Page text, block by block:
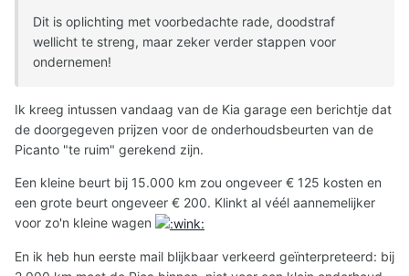
Dit is oplichting met voorbedachte rade, doodstraf
wellicht te streng, maar zeker verder stappen voor
ondernemen!
Ik kreeg intussen vandaag van de Kia garage een berichtje dat
de doorgegeven prijzen voor de onderhoudsbeurten van de
Picanto "te ruim" gerekend zijn.
Een kleine beurt bij 15.000 km zou ongeveer € 125 kosten en
een grote beurt ongeveer € 200. Klinkt al véél aannemelijker
voor zo'n kleine wagen
En ik heb hun eerste mail blijkbaar verkeerd geïnterpreteerd: bij